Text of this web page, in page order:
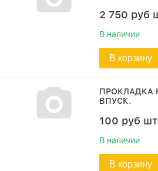
2 750 руб
В наличии
В корзину
ПРОКЛАДКА
ВПУСК.
100 руб
В наличии
В корзину